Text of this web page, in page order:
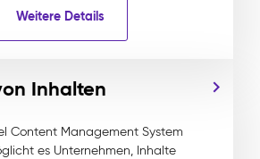
Weitere Details
Inhalten
Content Management System
es Unternehmen, Inhalte